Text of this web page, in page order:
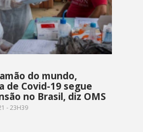
do mundo,
de Covid-19 segue
no Brasil, diz OMS
- 23H39